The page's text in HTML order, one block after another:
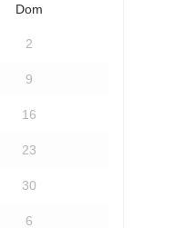
Dom
2
9
16
23
30
6